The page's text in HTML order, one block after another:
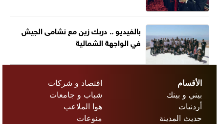
بالفيديو .. دربك زين مع نشامى الجيش
في الواجهة الشمالية
الأقسام
بيني و بينك
أردنيات
حديث المدينة
اقتصاد و شركات
شباب و جامعات
هوا الملاعب
منوعات